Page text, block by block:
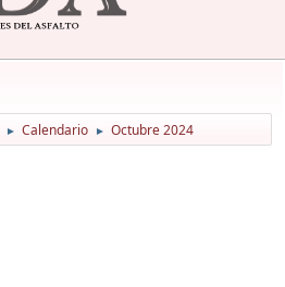
► Calendario ► Octubre 2024